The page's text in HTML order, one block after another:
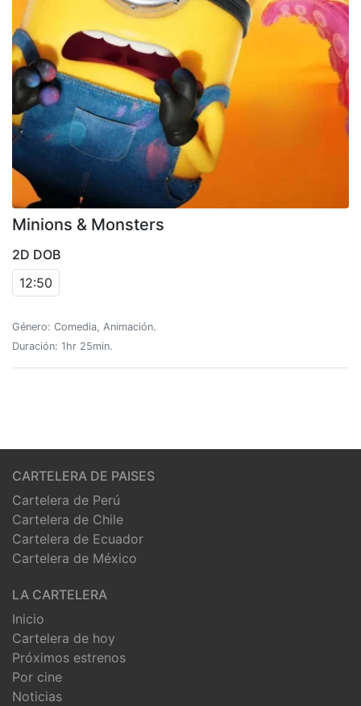
Minions & Monsters
2D DOB
12:50
Género: Comedia, Animación.
Duración: 1hr 25min.
CARTELERA DE PAISES
Cartelera de Perú
Cartelera de Chile
Cartelera de Ecuador
Cartelera de México
LA CARTELERA
Inicio
Cartelera de hoy
Próximos estrenos
Por cine
Noticias